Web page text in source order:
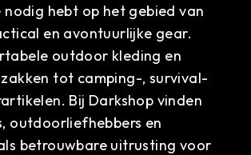
nodig hebt op het gebied van
en avontuurlijke gear.
outdoor kleding en
tot camping-, survival-
Bij Darkshop vinden
outdoorliefhebbers en
betrouwbare uitrusting voor